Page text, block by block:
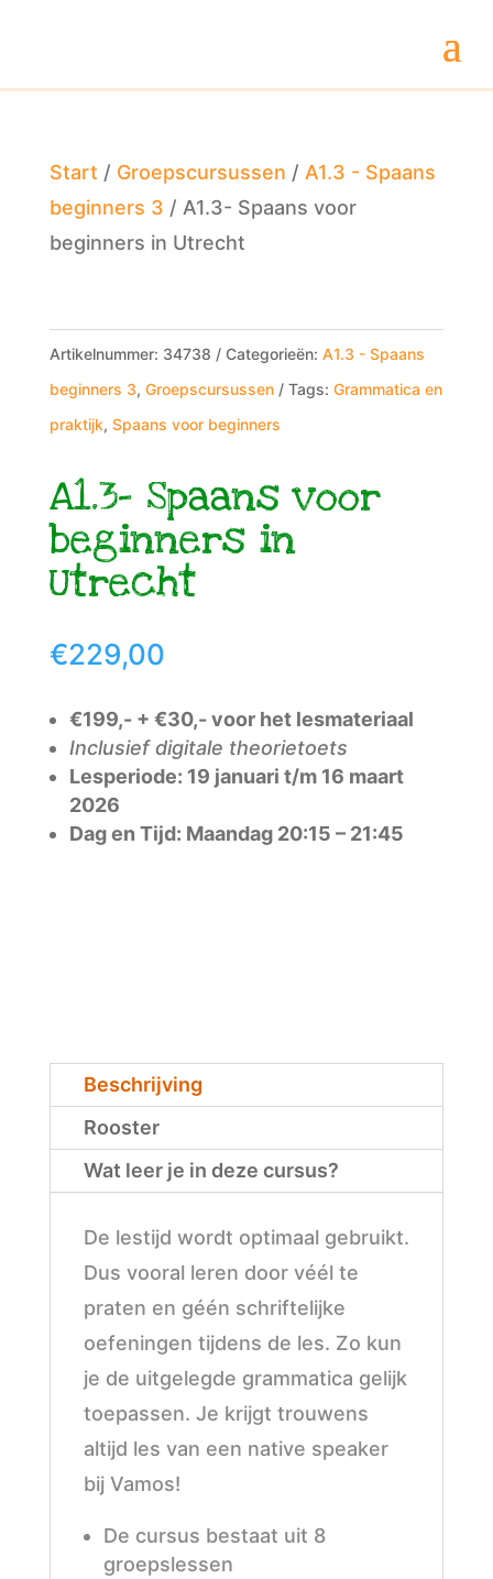
Start / Groepscursussen / A1.3 - Spaans
beginners 3 / A1.3- Spaans voor
beginners in Utrecht
Artikelnummer: 34738 Categorieën: A1.3 - Spaans
beginners 3, Groepscursussen Tags: Grammatica en
praktijk, Spaans voor beginners
A1.3- Spaans voor
beginners in
Utrecht
€229,00
€199,- + €30,- voor het lesmateriaal
Inclusief digitale theorietoets
Lesperiode: 19 januari t/m 16 maart
2026
Dag en Tijd: Maandag 20:15 – 21:45
beginners
Utrecht
aantal
Beschrijving
Rooster
Wat leer je in deze cursus?
De lestijd wordt optimaal gebruikt.
Dus vooral leren door véél te
praten en géén schriftelijke
oefeningen tijdens de les. Zo kun
je de uitgelegde grammatica gelijk
toepassen. Je krijgt trouwens
altijd les van een native speaker
bij Vamos!
De cursus bestaat uit 8
groepslessen